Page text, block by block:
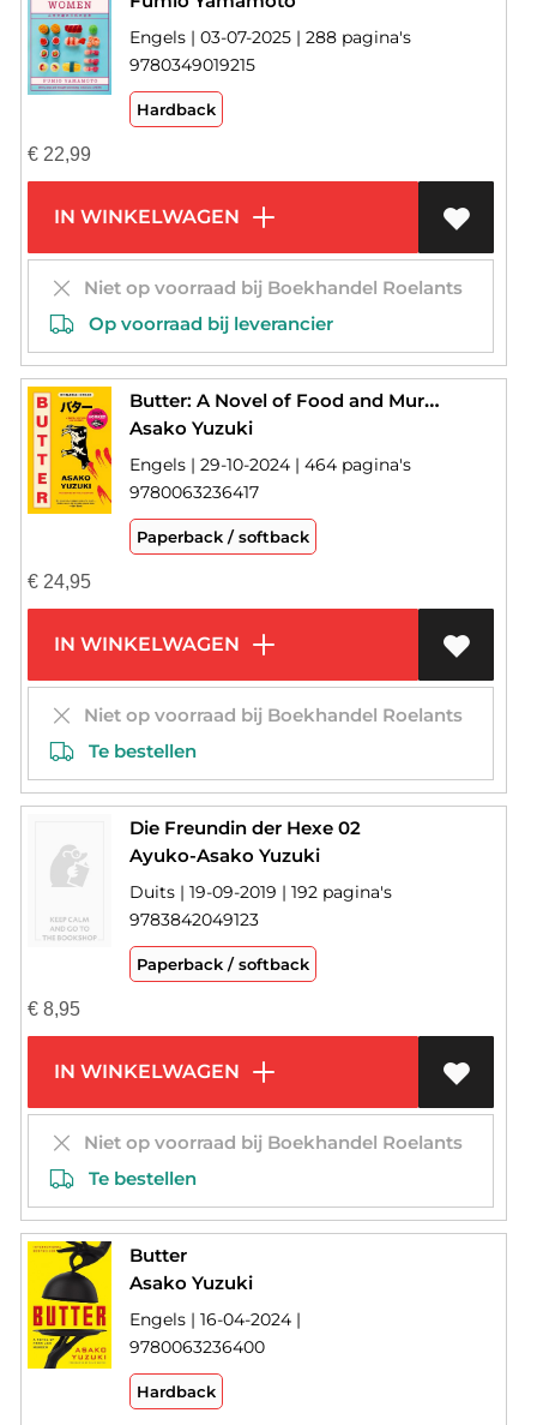
Engels | 03-07-2025 | 288 pagina's
9780349019215
Hardback
€22,99
IN WINKELWAGEN
Niet op voorraad bij Boekhandel Roelants
Op voorraad bij leverancier
Butter: A Novel of Food and Murder
Asako Yuzuki
Engels | 29-10-2024 | 464 pagina's
9780063236417
Paperback / softback
€24,95
IN WINKELWAGEN
Niet op voorraad bij Boekhandel Roelants
Te bestellen
Die Freundin der Hexe 02
Ayuko-Asako Yuzuki
Duits | 19-09-2019 | 192 pagina's
9783842049123
Paperback / softback
€8,95
IN WINKELWAGEN
Niet op voorraad bij Boekhandel Roelants
Te bestellen
Butter
Asako Yuzuki
Engels | 16-04-2024 |
9780063236400
Hardback